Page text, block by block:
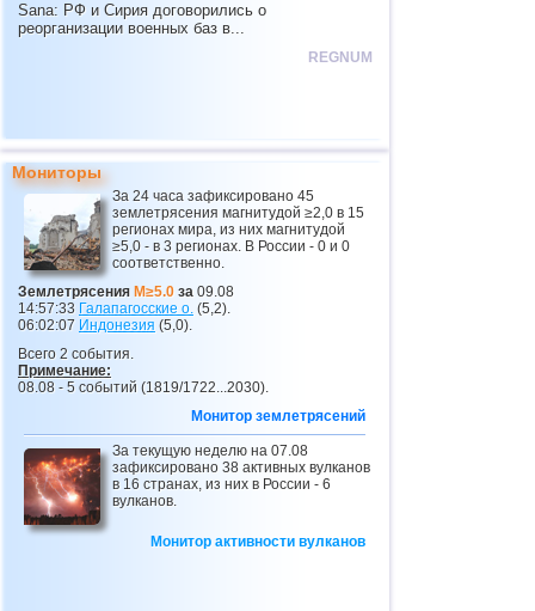
Sana: РФ и Сирия договорились о
реорганизации военных баз в...
REGNUM
Мониторы
За 24 часа зафиксировано 45
землетрясения магнитудой ≥2,0 в 15
регионах мира, из них магнитудой
≥5,0 - в 3 регионах. В России - 0 и 0
соответственно.
Землетрясения M≥5.0 за 09.08
14:57:33 Галапагосские о. (5,2).
06:02:07 Индонезия (5,0).
Всего 2 события.
Примечание:
08.08 - 5 событий (1819/1722...2030).
Монитор землетрясений
За текущую неделю на 07.08
зафиксировано 38 активных вулканов
в 16 странах, из них в России - 6
вулканов.
Монитор активности вулканов